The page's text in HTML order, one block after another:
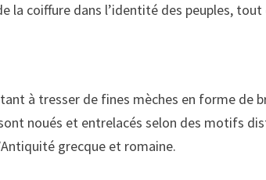
la coiffure dans l’identité des peuples,
à tresser de fines mèches en forme de
noués et entrelacés selon des motifs
grecque et romaine.